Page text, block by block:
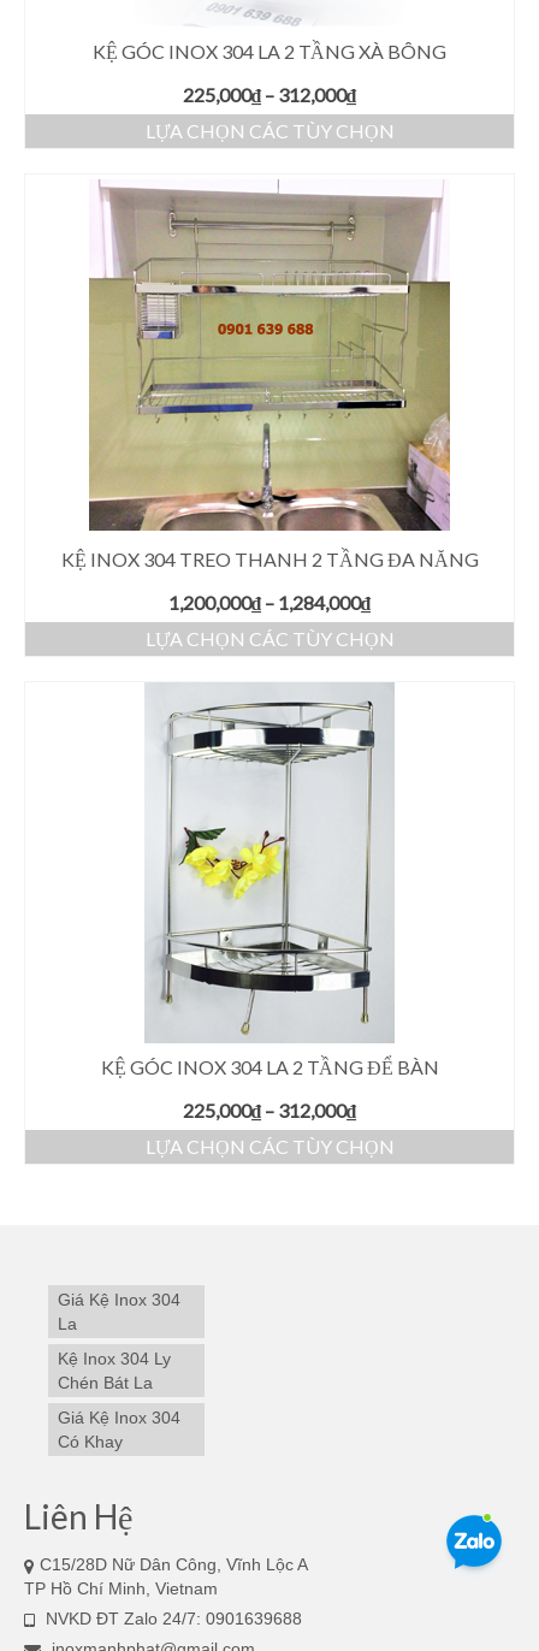
KỆ GÓC INOX 304 LA 2 TẦNG XÀ BÔNG
225,000₫ – 312,000₫
LỰA CHỌN CÁC TÙY CHỌN
KỆ INOX 304 TREO THANH 2 TẦNG ĐA NĂNG
1,200,000₫ – 1,284,000₫
LỰA CHỌN CÁC TÙY CHỌN
KỆ GÓC INOX 304 LA 2 TẦNG ĐỂ BÀN
225,000₫ – 312,000₫
LỰA CHỌN CÁC TÙY CHỌN
Giá Kệ Inox 304
La
Kệ Inox 304 Ly
Chén Bát La
Giá Kệ Inox 304
Có Khay
Liên Hệ
C15/28D Nữ Dân Công, Vĩnh Lộc A
TP Hồ Chí Minh, Vietnam
NVKD ĐT Zalo 24/7: 0901639688